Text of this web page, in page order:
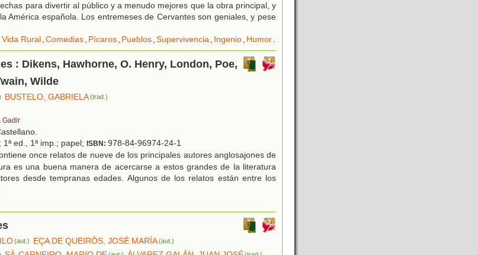
para divertir al público y a menudo mejores que la obra principal, y
América española. Los entremeses de Cervantes son geniales, y pese
Vida Rural,Comedias, Pícaros, Pueblos,Supervivencia, Ingenio, Humor.
: Dikens, Hawhorne, O. Henry, London, Poe,
Wilde
BUSTELO, GABRIELA(trad.)
Gadir
ed., 1ª imp.; papel; ISBN: 978-84-96974-24-1
once relatos de nueve de los principales autores anglosajones de
es una buena manera de acercarse a estos grandes de la literatura
desde tempranas edades. Algunos de los relatos están entre los
(aut.) EÇA DE QUEIRÓS, JOSÉ MARÍA(aut.)